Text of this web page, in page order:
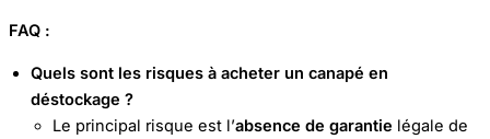
FAQ :
Quels sont les risques à acheter un canapé en
déstockage ?
Le principal risque est l’absence de garantie légale de